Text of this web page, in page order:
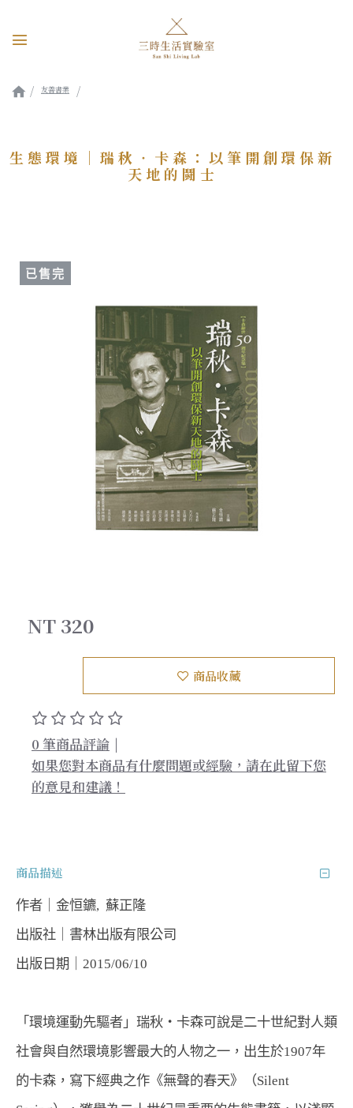
友善書業
生態環境｜瑞秋‧卡森：以筆開創環保新
天地的鬪士
已售完
0 筆商品評論 |
如果您對本商品有什麼問題或經驗，請在此留下您
的意見和建議！
NT 320
商品收藏
商品描述
作者｜金恒鑣,  蘇正隆
出版社｜書林出版有限公司
出版日期｜2015/06/10
「環境運動先驅者」瑞秋‧卡森可說是二十世紀對人類
社會與自然環境影響最大的人物之一，出生於1907年
的卡森，寫下經典之作《無聲的春天》（Silent